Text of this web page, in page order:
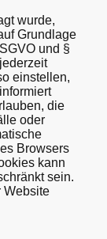
wurde,
Grundlage
und §
einstellen,
die
oder
Browsers
kann
sein.
Website